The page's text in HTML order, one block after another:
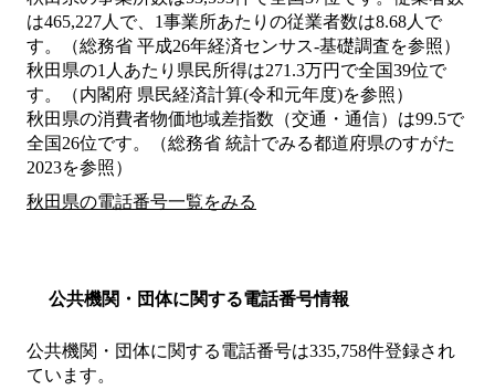
は465,227人で、1事業所あたりの従業者数は8.68人で
す。（総務省 平成26年経済センサス‐基礎調査を参照）
秋田県の1人あたり県民所得は271.3万円で全国39位で
す。（内閣府 県民経済計算(令和元年度)を参照）
秋田県の消費者物価地域差指数（交通・通信）は99.5で
全国26位です。（総務省 統計でみる都道府県のすがた
2023を参照）
秋田県の電話番号一覧をみる
公共機関・団体に関する電話番号情報
公共機関・団体に関する電話番号は335,758件登録され
ています。